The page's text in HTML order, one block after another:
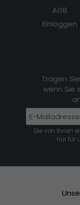
AGB
Einloggen
Tragen
wenn Sie
Die von Ihnen
nur für